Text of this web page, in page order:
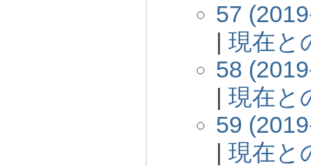
57
| 現在と
58
| 現在と
59
| 現在と